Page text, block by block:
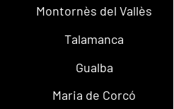
Montornès del Vallès
Talamanca
Gualba
Maria de Corcó